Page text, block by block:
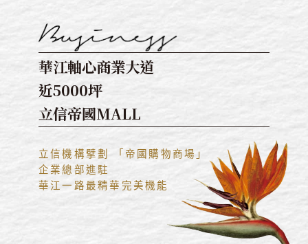
華江軸心商業大道
近5000坪
立信帝國MALL
立信機構擘劃 「帝國購物商場」
企業總部進駐
華江一路最精華完美機能